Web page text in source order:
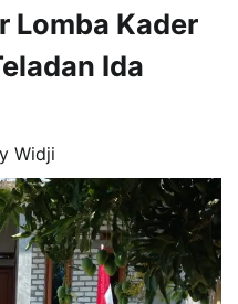
Lomba Kader
Ida
Widji